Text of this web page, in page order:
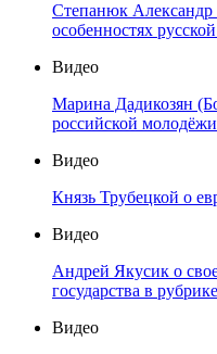
Степанюк Александр
особенностях
Видео
Марина Дадикозян
российской
Видео
Князь Трубецкой о
Видео
Андрей Якусик о
государства в
Видео